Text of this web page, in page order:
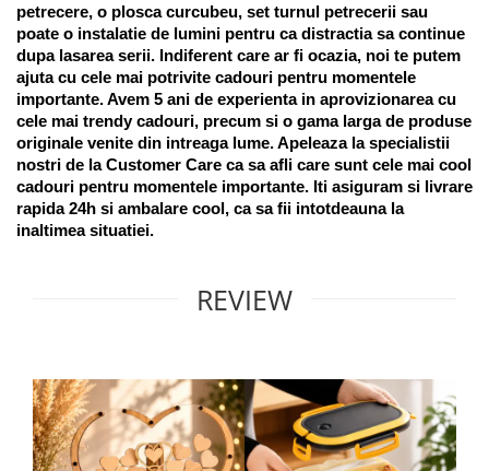
petrecere, o plosca curcubeu, set turnul petrecerii sau
poate o instalatie de lumini pentru ca distractia sa continue
dupa lasarea serii. Indiferent care ar fi ocazia, noi te putem
ajuta cu cele mai potrivite cadouri pentru momentele
importante. Avem 5 ani de experienta in aprovizionarea cu
cele mai trendy cadouri, precum si o gama larga de produse
originale venite din intreaga lume. Apeleaza la specialistii
nostri de la Customer Care ca sa afli care sunt cele mai cool
cadouri pentru momentele importante. Iti asiguram si livrare
rapida 24h si ambalare cool, ca sa fii intotdeauna la
inaltimea situatiei.
REVIEW